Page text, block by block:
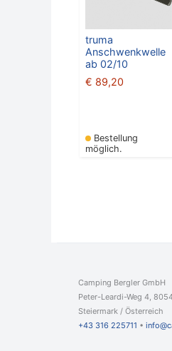
truma
Anschwenkwelle
ab 02/10
€ 89,20
Bestellung
möglich.
Camping Bergler GmbH
Peter-Leardi-Weg 4,
Steiermark / Österreich​
+43 316 225711 ​ •